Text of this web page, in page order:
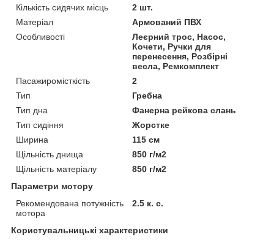
Кількість сидячих місць
2 шт.
Матеріал
Армований ПВХ
Особливості
Леєрний трос, Насос,
Кочети, Ручки для
перенесення, Розбірні
весла, Ремкомплект
Пасажиромісткість
2
Тип
Гребна
Тип дна
Фанерна рейкова слань
Тип сидіння
Жорстке
Ширина
115 см
Щільність днища
850 г/м2
Щільність матеріалу
850 г/м2
Параметри мотору
Рекомендована потужність
мотора
2.5 к. с.
Користувальницькі характеристики